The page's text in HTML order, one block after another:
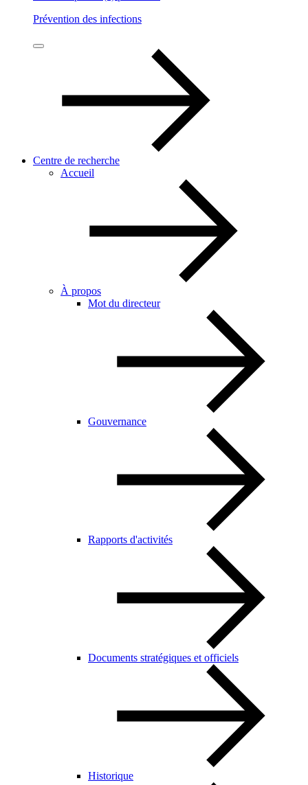
Prévention des infections
Centre de recherche
Accueil
À propos
Mot du directeur
Gouvernance
Rapports d'activités
Documents stratégiques et officiels
Historique